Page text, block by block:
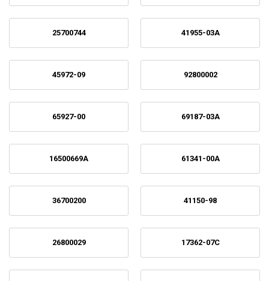
25700744 41955-03A
45972-09 92800002
65927-00 69187-03A
16500669A 61341-00A
36700200 41150-98
26800029 17362-07C